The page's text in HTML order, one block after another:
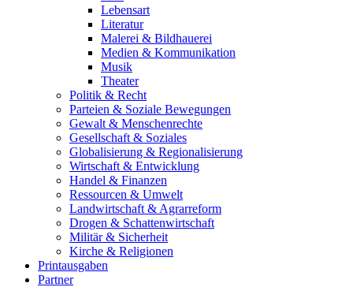
Lebensart
Literatur
Malerei & Bildhauerei
Medien & Kommunikation
Musik
Theater
Politik & Recht
Parteien & Soziale Bewegungen
Gewalt & Menschenrechte
Gesellschaft & Soziales
Globalisierung & Regionalisierung
Wirtschaft & Entwicklung
Handel & Finanzen
Ressourcen & Umwelt
Landwirtschaft & Agrarreform
Drogen & Schattenwirtschaft
Militär & Sicherheit
Kirche & Religionen
Printausgaben
Partner